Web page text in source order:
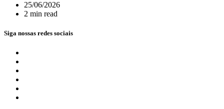
25/06/2026
2 min read
Siga nossas redes sociais